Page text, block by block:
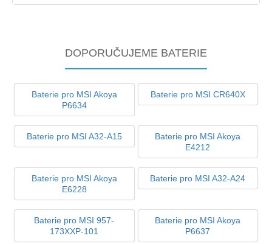
DOPORUČUJEME BATERIE
Baterie pro MSI Akoya
P6634
Baterie pro MSI CR640X
Baterie pro MSI A32-A15
Baterie pro MSI Akoya
E4212
Baterie pro MSI Akoya
E6228
Baterie pro MSI A32-A24
Baterie pro MSI 957-
173XXP-101
Baterie pro MSI Akoya
P6637